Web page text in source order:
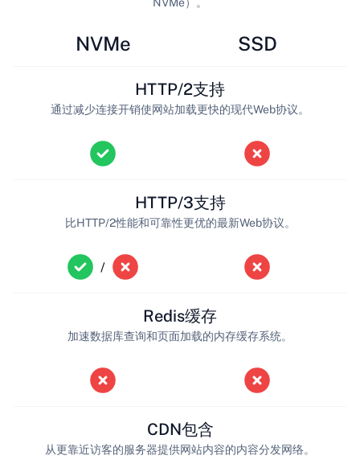
NVMe SSD
HTTP/2支持
通过减少连接开销使网站加载更快的现代Web协议。
/
HTTP/3支持
比HTTP/2性能和可靠性更优的最新Web协议。
Redis缓存
加速数据库查询和页面加载的内存缓存系统。
CDN包含
从更靠近访客的服务器提供网站内容的内容分发网络。